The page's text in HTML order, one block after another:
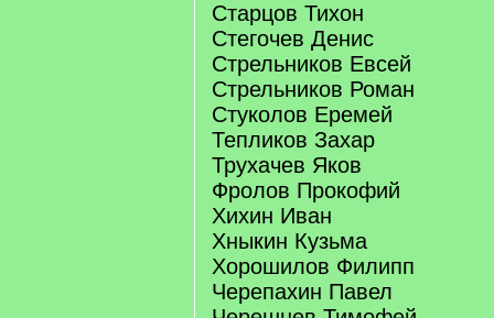
Старцов Тихон
Стегочев Денис
Стрельников Евсей
Стрельников Роман
Стуколов Еремей
Тепликов Захар
Трухачев Яков
Фролов Прокофий
Хихин Иван
Хныкин Кузьма
Хорошилов Филипп
Черепахин Павел